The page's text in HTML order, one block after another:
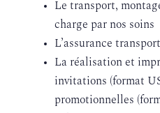
Le transport,
charge par nos soins
L’assurance transport
La réalisation et
invitations (format
promotionnelles